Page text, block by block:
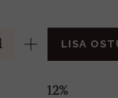
LISA
12%